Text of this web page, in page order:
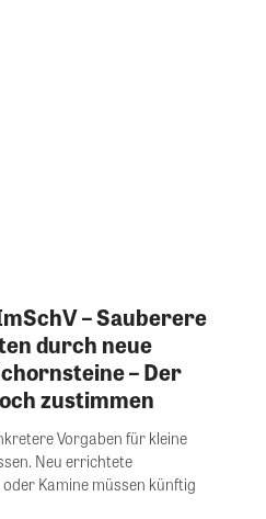
– Sauberere
durch neue
– Der
zustimmen
Vorgaben für kleine
Neu errichtete
Kamine müssen künftig